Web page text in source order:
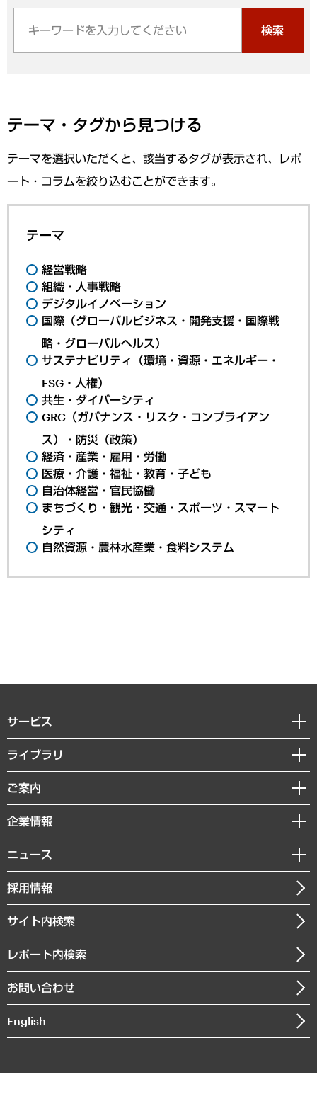
検索
テーマ・タグから見つける
テーマを選択いただくと、該当するタグが表示され、レポ
ート・コラムを絞り込むことができます。
テーマ
経営戦略
組織・人事戦略
デジタルイノベーション
国際（グローバルビジネス・開発支援・国際戦
略・グローバルヘルス）
サステナビリティ（環境・資源・エネルギー・
ESG・人権）
共生・ダイバーシティ
GRC（ガバナンス・リスク・コンプライアン
ス）・防災（政策）
経済・産業・雇用・労働
医療・介護・福祉・教育・子ども
自治体経営・官民協働
まちづくり・観光・交通・スポーツ・スマート
シティ
自然資源・農林水産業・食料システム
サービス
経営戦略
組織・人事戦略
デジタルイノベーション
共生・ダイバーシティ
GRC（ガバナンス・リスク・コンプライアンス）・防災（政策）
経済・産業・雇用・労働
まちづくり・観光・交通・スポーツ・スマートシティ
自然資源・農林水産業・食料システム
ライブラリ
経済調査
レポート
コラム
経営用語集
受託・受注実績（官公庁関連）
メディア掲載・出演
ご案内
セミナー・イベント情報
MUFGビジネスセミナー
受託案件情報
企業情報
私たちの想い
社長メッセージ
会社概要
沿革
組織図・本部部室紹介
インドネシア現地法人
個人情報保護方針
ニュース
ニュースリリース
お知らせ
採用情報
サイト内検索
レポート内検索
お問い合わせ
English